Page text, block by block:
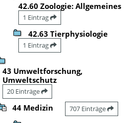
42.60 Zoologie: Allgemeines
1 Eintrag
42.63 Tierphysiologie
1 Eintrag
43 Umweltforschung,
Umweltschutz
20 Einträge
44 Medizin 707 Einträge